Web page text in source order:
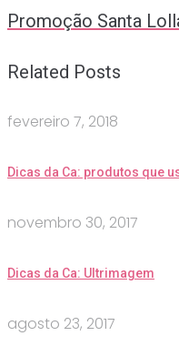
Promoção Santa
Related Posts
fevereiro 7, 2018
Dicas da Ca: produtos que
novembro 30, 2017
Dicas da Ca: Ultrimagem
agosto 23, 2017